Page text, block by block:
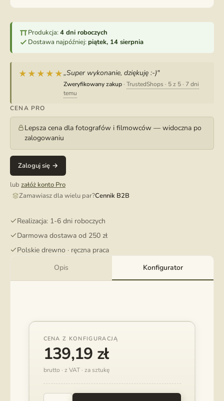
Produkcja: 4 dni roboczych
Dostawa najpóźniej: piątek, 14 sierpnia
★★★★★„Super wykonanie, dziękuję :-)"
Zweryfikowany zakup · TrustedShops · 5 z 5 · 7 dni
temu
CENA PRO
Lepsza cena dla fotografów i filmowców — widoczna po
zalogowaniu
Zaloguj się →
lub załóż konto Pro
Zamawiasz dla wielu par?Cennik B2B
Realizacja: 1-6 dni roboczych
Darmowa dostawa od 250 zł
Polskie drewno · ręczna praca
Opis
Konfigurator
CENA Z KONFIGURACJĄ
139,19 zł
brutto · z VAT · za sztukę